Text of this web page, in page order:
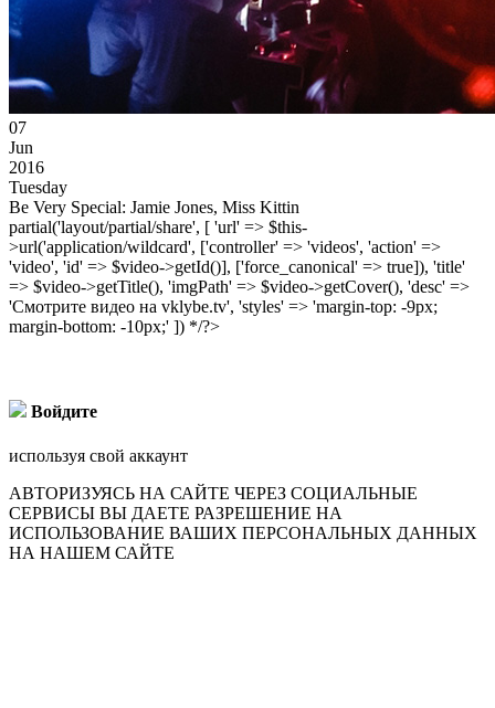
07
Jun
2016
Tuesday
Be Very Special: Jamie Jones, Miss Kittin
partial('layout/partial/share', [ 'url' => $this-
>url('application/wildcard', ['controller' => 'videos', 'action' =>
'video', 'id' => $video->getId()], ['force_canonical' => true]), 'title'
=> $video->getTitle(), 'imgPath' => $video->getCover(), 'desc' =>
'Смотрите видео на vklybe.tv', 'styles' => 'margin-top: -9px;
margin-bottom: -10px;' ]) */?>
Войдите
используя свой аккаунт
АВТОРИЗУЯСЬ НА САЙТЕ ЧЕРЕЗ СОЦИАЛЬНЫЕ
СЕРВИСЫ ВЫ ДАЕТЕ РАЗРЕШЕНИЕ НА
ИСПОЛЬЗОВАНИЕ ВАШИХ ПЕРСОНАЛЬНЫХ ДАННЫХ
НА НАШЕМ САЙТЕ